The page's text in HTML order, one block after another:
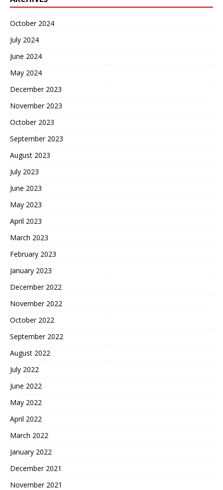
October 2024
July 2024
June 2024
May 2024
December 2023
November 2023
October 2023
September 2023
August 2023
July 2023
June 2023
May 2023
April 2023
March 2023
February 2023
January 2023
December 2022
November 2022
October 2022
September 2022
August 2022
July 2022
June 2022
May 2022
April 2022
March 2022
January 2022
December 2021
November 2021